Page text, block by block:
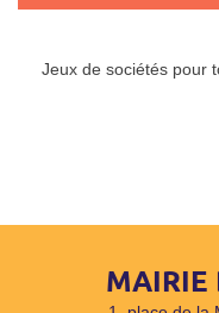
Jeux de sociétés pour
MAIRIE